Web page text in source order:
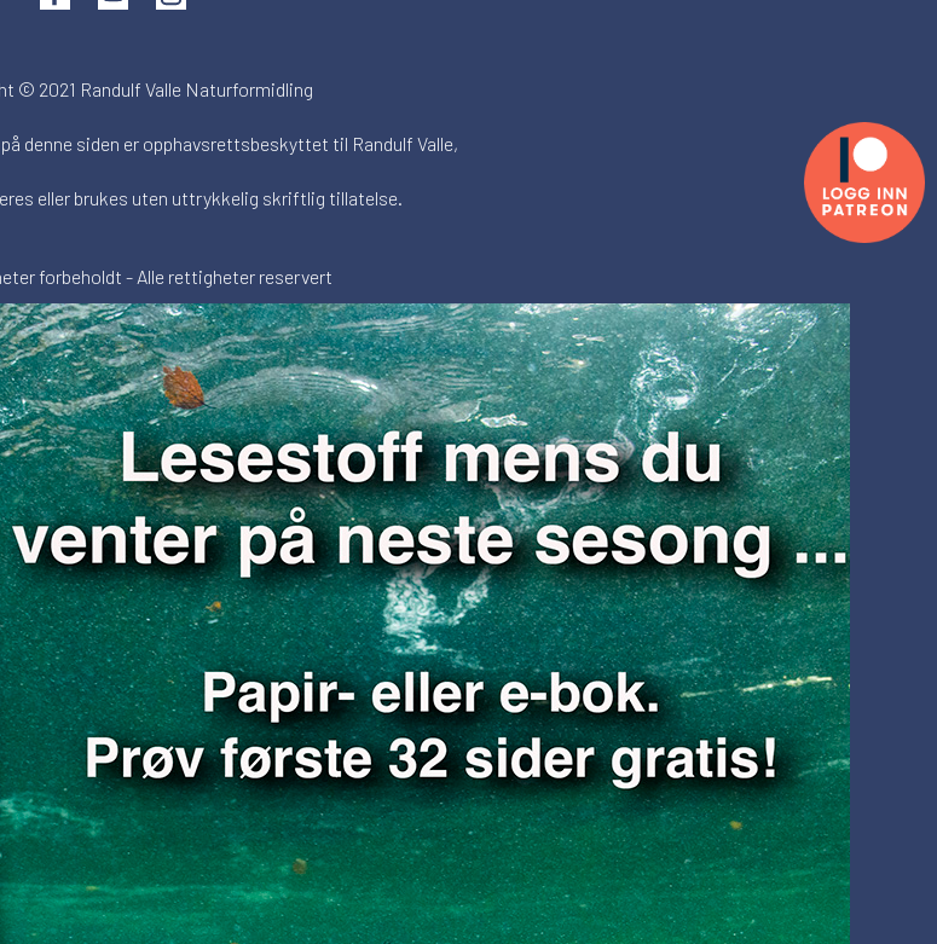
© 2021 Randulf Valle Naturformidling
denne siden er opphavsrettsbeskyttet til Randulf Valle,
eller brukes uten uttrykkelig skriftlig tillatelse.
forbeholdt - Alle rettigheter reservert